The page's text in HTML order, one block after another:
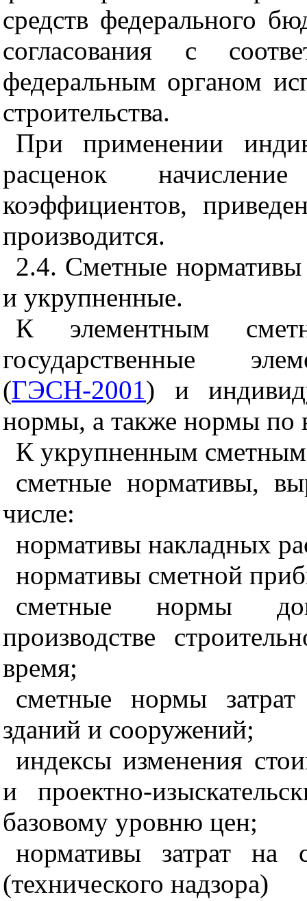
средств федерального
согласования с
федеральным органом
строительства.
При применении
расценок
коэффициентов,
производится.
2.4. Сметные нормативы
и укрупненные.
К элементным
государственные
(ГЭСН-2001) и
нормы, а также нормы по
К укрупненным сметным
сметные нормативы,
числе:
нормативы накладных
нормативы сметной
сметные нормы
производстве
время;
сметные нормы
зданий и сооружений;
индексы изменения
и проектно-изы
базовому уровню цен;
нормативы затрат на
(технического надзора)